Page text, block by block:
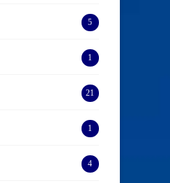
5
1
21
1
4